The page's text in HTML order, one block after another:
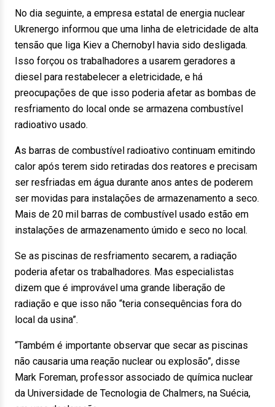
No dia seguinte, a empresa estatal de energia nuclear
Ukrenergo informou que uma linha de eletricidade de alta
tensão que liga Kiev a Chernobyl havia sido desligada.
Isso forçou os trabalhadores a usarem geradores a
diesel para restabelecer a eletricidade, e há
preocupações de que isso poderia afetar as bombas de
resfriamento do local onde se armazena combustível
radioativo usado.
As barras de combustível radioativo continuam emitindo
calor após terem sido retiradas dos reatores e precisam
ser resfriadas em água durante anos antes de poderem
ser movidas para instalações de armazenamento a seco.
Mais de 20 mil barras de combustível usado estão em
instalações de armazenamento úmido e seco no local.
Se as piscinas de resfriamento secarem, a radiação
poderia afetar os trabalhadores. Mas especialistas
dizem que é improvável uma grande liberação de
radiação e que isso não “teria consequências fora do
local da usina”.
“Também é importante observar que secar as piscinas
não causaria uma reação nuclear ou explosão”, disse
Mark Foreman, professor associado de química nuclear
da Universidade de Tecnologia de Chalmers, na Suécia,